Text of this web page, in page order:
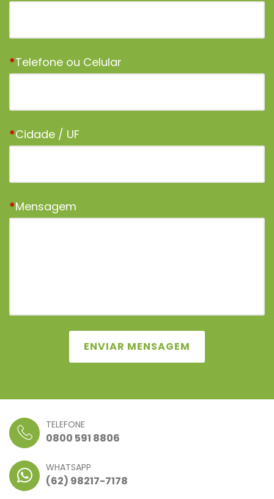
*Telefone ou Celular
*Cidade / UF
*Mensagem
ENVIAR MENSAGEM
TELEFONE
0800 591 8806
WHATSAPP
(62) 98217-7178